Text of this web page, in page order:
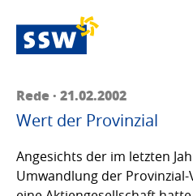
Rede · 21.02.2002
Wert der Provinzial
Angesichts der im letzten
Umwandlung der